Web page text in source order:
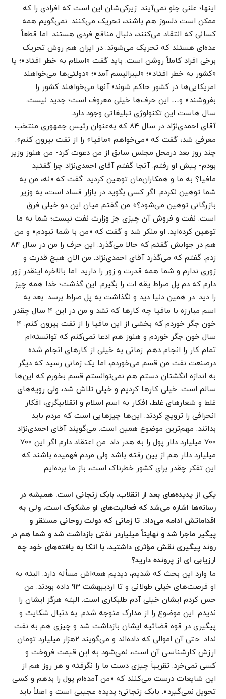
اینها؛ علنی جلو نمی‌آیند. زیرکی‌شان این است که افرادی را که
ممکن است دلسوز هم باشند، تحریک می‌کنند. نمی‌گویم همه
کسانی که انتقاد می‌کنند، دنبال منافع فردی هستند. اما قطعاً
عده‌ای هستند که تحریک می‌شوند. در ایران هم روش تحریک
برخی افراد کاملاً روشن است. باید گفت «اسلام به خطر افتاد»؛ یا
«کشور به خطر افتاد»؛ «لیبرالیسم آمد»؛ «دولتی‌ها می‌خواهند
امریکایی‌ها در کشور حاکم شوند؛ آنها می‌خواهند کشور را
بفروشند» و… این حرف‌ها خیلی معروف است؛ جدید نیست.
سال هاست این تکنولوژی تبلیغاتی وجود دارد.
آقای احمدی‌نژاد در سال ۸۴ که به‌عنوان رئیس جمهوری منتخب
معرفی شد، گفت که «می‌خواهم «مافیا» را از نفت بیرون کنم».
چند روز بعد درمحل مجلس سابق از من دعوت کرد- من هنوز وزیر
بودم- پیش او رفتم. آنجا گفتم آقای احمدی‌نژاد چرا گفتید
مافیا؟ به ما و همکاران‌مان توهین کردید. گفت که «نه، من به
شما توهین نکردم. اگر کسی بگوید در بازار فساد است، به وزیر
بازرگانی توهین می‌شود؟» من گفتم میان این دو خیلی فرق
است. نفت و فروش آن چیزی جز وزارت نفت نیست؛ شما به ما
توهین کرده‌اید. او منکر شد و گفت که «من با شما نبودم» و من
هم در جوابش گفتم که حالا می‌گذرد. این حرف را من در سال ۸۴
زدم. گفتم که می‌گذرد آقای احمدی‌نژاد. من الان هیچ قدرت و
زوری ندارم و شما همه قدرت و زور را دارید. اما بالاخره اینقدر زور
دارم که دم پل صراط یقه ات را بگیرم. این گذشت؛ خدا همه چیز
را دید. در همین دنیا دید و نگذاشت به پل صراط برسد. بعد به
اسم مبارزه با مافیا چه کارها که نشد و من در این ۴ سال چقدر
خون جگر خوردم که بخشی از این مافیا را از نفت بیرون کنم. ۴
سال خون جگر خوردم و هنوز هم ادعا نمی‌کنم که توانسته‌ام
تمام کار را انجام دهم. زمانی به خیلی از کارهای انجام شده
درصنعت نفت من قسم می‌خوردم، اما یک زمانی رسید که دیگر
به اندازه انگشتان دستم هم نمی‌توانستم قسم بخورم که این‌ها
سالم است. خیلی کارها کردیم و خیلی تلاش شد، ولی رویه‌های
غلط و شعارهای غلط، افکار به اسم اسلام و انقلابیگری، افکار
انحرافی را ترویج کردند. این‌ها چیزهایی است که مردم باید
بدانند. مهم‌ترین موضوع همین است. می‌گویند آقای احمدی‌نژاد
۷۰۰ میلیارد دلار پول را به هدر داد. من اعتقاد دارم اگر این ۷۰۰
میلیارد دلار هم از بین رفته باشد ولی مردم فهمیده باشند که
این تفکر چقدر برای کشور خطرناک است، باز ما برده‌ایم.
یکی از پدیده‌های بعد از انقلاب، بابک زنجانی است. همیشه در
رسانه‌ها اشاره می‌شد که فعالیت‌های او مشکوک است، ولی به
اقداماتش ادامه می‌داد. تا زمانی که دولت روحانی مستقر و
پیگیر ماجرا شد و نهایتاً میلیاردر نفتی بازداشت شد و شما هم در
روند پیگیری نقش مؤثری داشتید، با اتکا به یافته‌های خود چه
ارزیابی ای از پرونده دارید؟
ما وارد این بحث که شدیم، دیدیم همه‌اش مسأله دارد. البته به
او فرصت‌های خیلی طولانی و تا اردیبهشت ۹۳ داده بودند. من
حس کردم ایشان خیلی آدم طلبکاری است. البته هرگز ایشان را
ندیدم. این موضوع را از مدارک متوجه شدم. به دنبال شکایت و
پیگیری در قوه قضائیه ایشان بازداشت شد و چیزی هم به نفت
نداد. حتی آن اموالی که داده‌اند و می‌گویند ۲هزار میلیارد تومان
ارزش کارشناسی آن است، نمی‌شود به این قیمت فروخت و
کسی نمی‌خرد. تقریباً چیزی دست ما را نگرفته و هر روز هم از
این شایعات درست می‌کنند که «من آمده‌ام پول را بدهم و کسی
تحویل نمی‌گیرد». بابک زنجانی؛ پدیده عجیبی است و اصلاً باید